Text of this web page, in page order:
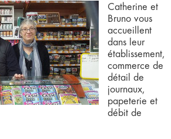
Catherine et
Bruno vous
accueillent
dans leur
établissement,
commerce de
détail de
journaux,
papeterie et
débit de